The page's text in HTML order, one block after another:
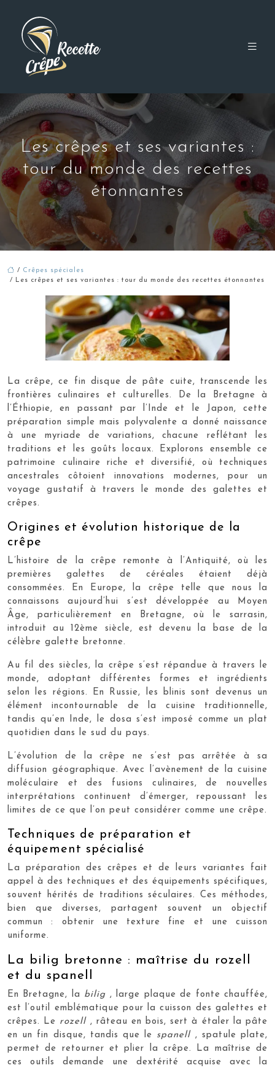
Les crêpes et ses variantes :
tour du monde des recettes
étonnantes
/ Crêpes spéciales
/ Les crêpes et ses variantes : tour du monde des recettes étonnantes
La crêpe, ce fin disque de pâte cuite, transcende les
frontières culinaires et culturelles. De la Bretagne à
l’Éthiopie, en passant par l’Inde et le Japon, cette
préparation simple mais polyvalente a donné naissance
à une myriade de variations, chacune reflétant les
traditions et les goûts locaux. Explorons ensemble ce
patrimoine culinaire riche et diversifié, où techniques
ancestrales côtoient innovations modernes, pour un
voyage gustatif à travers le monde des galettes et
crêpes.
Origines et évolution historique de la
crêpe
L’histoire de la crêpe remonte à l’Antiquité, où les
premières galettes de céréales étaient déjà
consommées. En Europe, la crêpe telle que nous la
connaissons aujourd’hui s’est développée au Moyen
Âge, particulièrement en Bretagne, où le sarrasin,
introduit au 12ème siècle, est devenu la base de la
célèbre galette bretonne.
Au fil des siècles, la crêpe s’est répandue à travers le
monde, adoptant différentes formes et ingrédients
selon les régions. En Russie, les blinis sont devenus un
élément incontournable de la cuisine traditionnelle,
tandis qu’en Inde, le dosa s’est imposé comme un plat
quotidien dans le sud du pays.
L’évolution de la crêpe ne s’est pas arrêtée à sa
diffusion géographique. Avec l’avènement de la cuisine
moléculaire et des fusions culinaires, de nouvelles
interprétations continuent d’émerger, repoussant les
limites de ce que l’on peut considérer comme une crêpe.
Techniques de préparation et
équipement spécialisé
La préparation des crêpes et de leurs variantes fait
appel à des techniques et des équipements spécifiques,
souvent hérités de traditions séculaires. Ces méthodes,
bien que diverses, partagent souvent un objectif
commun : obtenir une texture fine et une cuisson
uniforme.
La bilig bretonne : maîtrise du rozell
et du spanell
En Bretagne, la bilig , large plaque de fonte chauffée,
est l’outil emblématique pour la cuisson des galettes et
crêpes. Le rozell , râteau en bois, sert à étaler la pâte
en un fin disque, tandis que le spanell , spatule plate,
permet de retourner et plier la crêpe. La maîtrise de
ces outils demande une dextérité acquise avec la